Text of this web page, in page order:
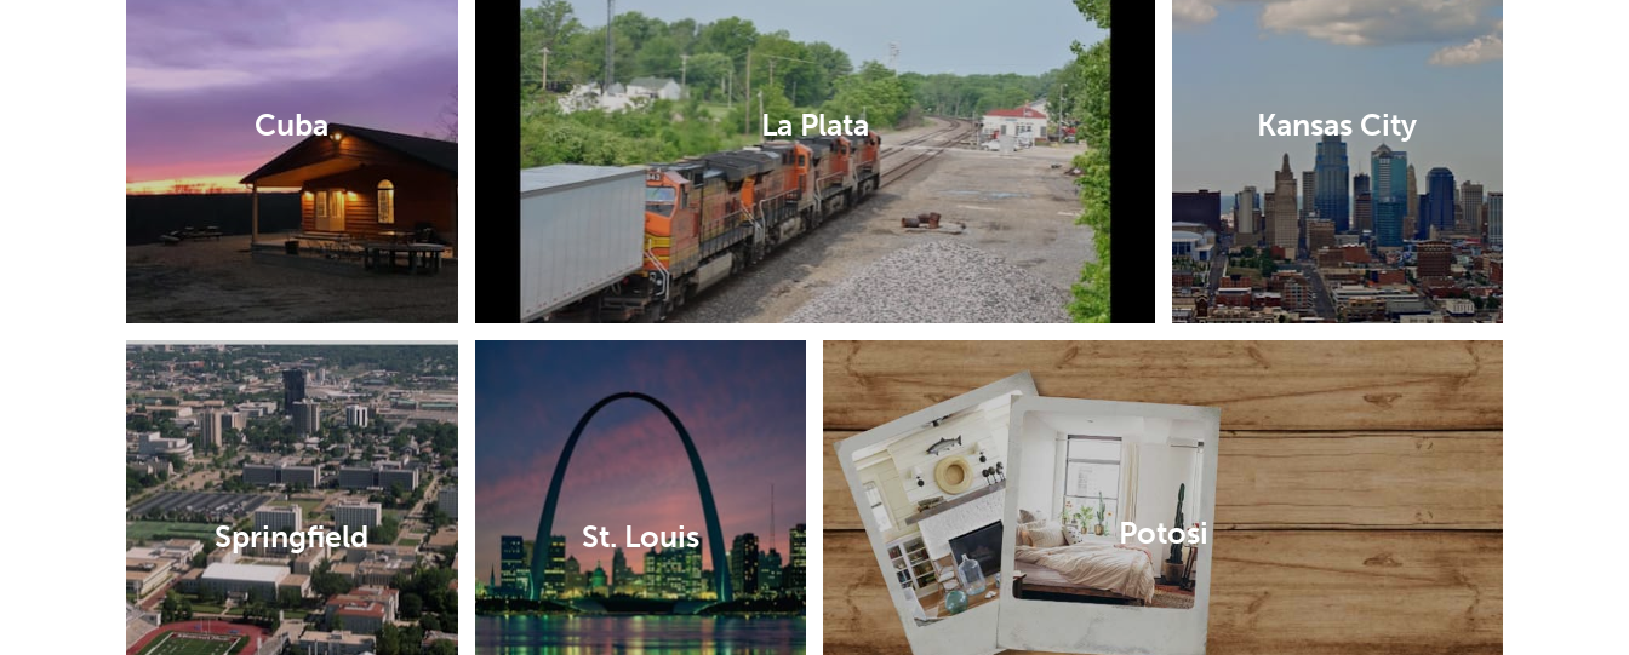
Cuba La Plata Kansas City
Springfield St. Louis Potosi